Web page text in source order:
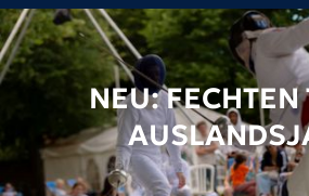
NEU: FECHTEN